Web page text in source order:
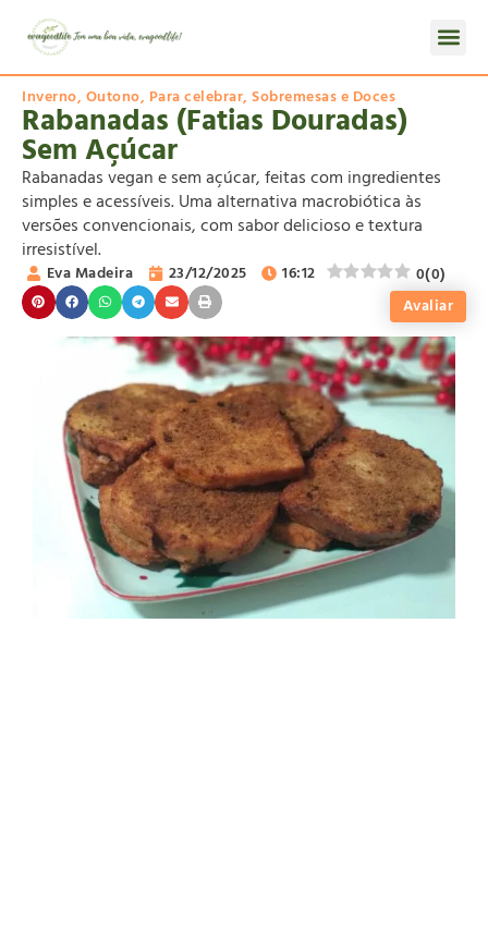
Inverno, Outono, Para celebrar, Sobremesas e Doces
Rabanadas (Fatias Douradas)
Sem Açúcar
Rabanadas vegan e sem açúcar, feitas com ingredientes
simples e acessíveis. Uma alternativa macrobiótica às
versões convencionais, com sabor delicioso e textura
irresistível.
Eva Madeira 23/12/2025 16:12 0(0)
Avaliar